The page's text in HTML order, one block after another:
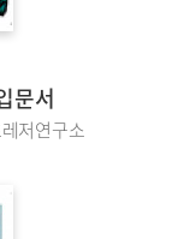
문서
저연구소